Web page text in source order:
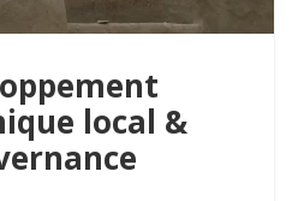
local &